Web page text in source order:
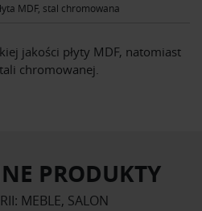
MDF, stal chromowana
jakości płyty MDF, natomiast
chromowanej.
PRODUKTY
MEBLE, SALON